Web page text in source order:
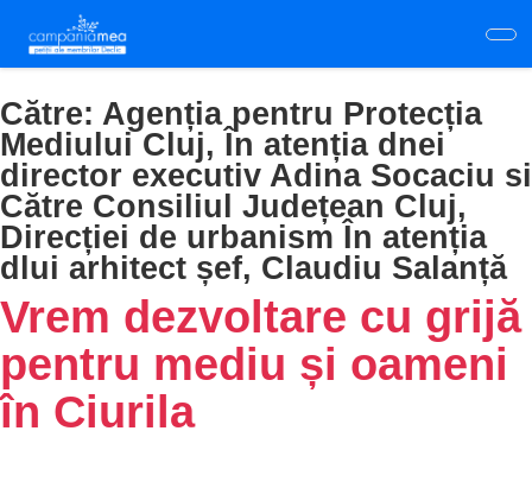
main
content
Către: Agenția pentru Protecția
Mediului Cluj, În atenția dnei
director executiv Adina Socaciu si
Către Consiliul Județean Cluj,
Direcției de urbanism În atenția
dlui arhitect șef, Claudiu Salanță
Vrem dezvoltare cu grijă
pentru mediu și oameni
în Ciurila